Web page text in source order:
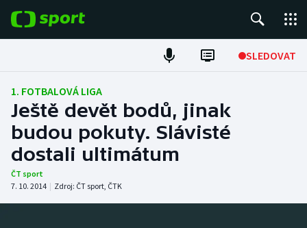
SLEDOVAT
Fotbal
Hokej
Tenis
Atletika
1. FOTBALOVÁ LIGA
Ještě devět bodů, jinak
budou pokuty. Slávisté
dostali ultimátum
ČT sport
7. 10. 2014 | Zdroj: ČT sport, ČTK